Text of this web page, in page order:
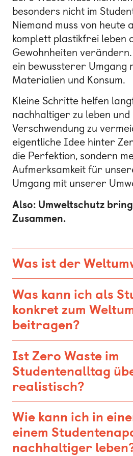
besonders nicht im
Niemand muss von heute
komplett plastikfrei leben
Gewohnheiten
ein bewussterer Umgang
Materialien und Konsum.
Kleine Schritte helfen
nachhaltiger zu leben und
Verschwendung zu
eigentliche Idee hinter
die Perfektion, sondern
Aufmerksamkeit für
Umgang mit unserer
Also: Umweltschutz
Zusammen.
Was ist der
Was kann ich als
konkret zum
beitragen?
Ist Zero Waste im
Studentenalltag
realistisch?
Wie kann ich in
einem
nachhaltiger